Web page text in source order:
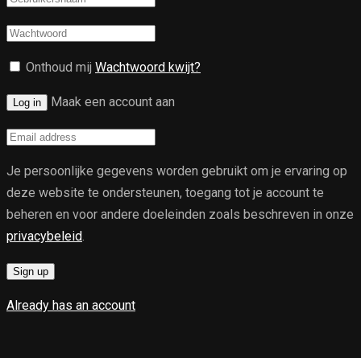
Onthoud mij Wachtwoord kwijt?
Log in Maak een account aan
Je persoonlijke gegevens worden gebruikt om je ervaring op
deze website te ondersteunen, toegang tot je account te
beheren en voor andere doeleinden zoals beschreven in onze
privacybeleid
Sign up
Already has an account